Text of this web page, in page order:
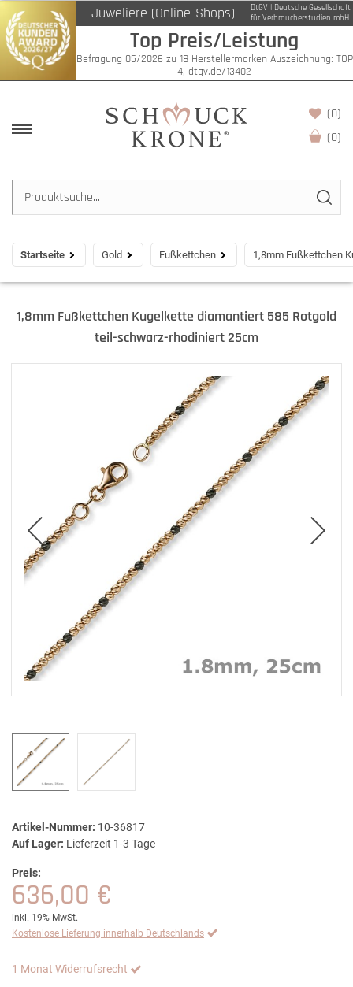
Juweliere (Online-Shops)
DtGV | Deutsche Gesellschaft
für Verbraucherstudien mbH
Top Preis/Leistung
Befragung 05/2026 zu 18 Herstellermarken Auszeichnung: TOP
4, dtgv.de/13402
(0)
(0)
Startseite Gold Fußkettchen 1,8mm Fußkettchen
1,8mm Fußkettchen Kugelkette diamantiert 585 Rotgold
teil-schwarz-rhodiniert 25cm
Artikel-Nummer: 10-36817
Auf Lager: Lieferzeit 1-3 Tage
Preis:
636,00 €
inkl. 19% MwSt.
Kostenlose Lieferung innerhalb Deutschlands
1 Monat Widerrufsrecht